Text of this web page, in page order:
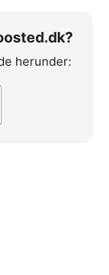
herunder: